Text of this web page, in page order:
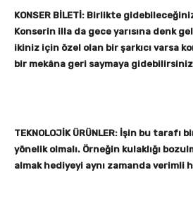
KONSER BİLETİ: Birlikte
Konserin illa da gece yarısına denk
ikiniz için özel olan bir şarkıcı varsa
bir mekâna geri saymaya
TEKNOLOJİK ÜRÜNLER: İşin bu
yönelik olmalı. Örneğin kulaklığı
almak hediyeyi aynı zamanda verimli